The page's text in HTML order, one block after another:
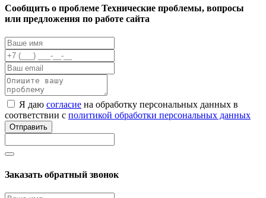
Cообщить о проблеме Технические проблемы, вопросы
или предложения по работе сайта
Я даю согласие на обработку персональных данных в
соответствии с политикой обработки персональных данных
Отправить
Заказать обратный звонок